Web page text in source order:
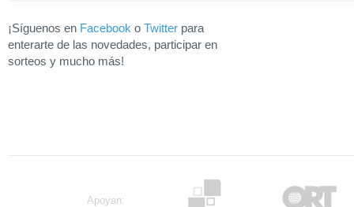
¡Síguenos en Facebook o Twitter para
enterarte de las novedades, participar en
sorteos y mucho más!
Apoyan: